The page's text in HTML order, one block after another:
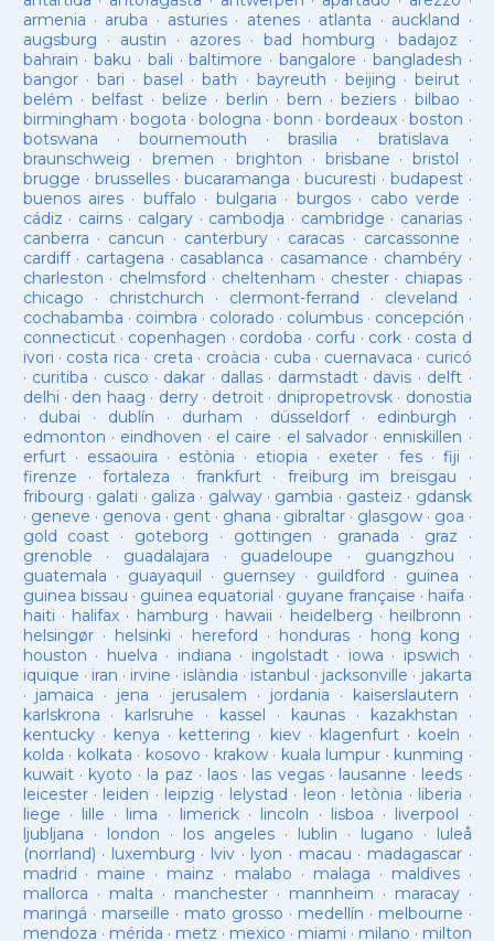
armenia · aruba · asturies· atenes· atlanta · auckland ·
augsburg · austin · azores·bad homburg ·badajoz ·
bahrain ·baku · bali ·baltimore ·bangalore · bangladesh ·
bangor· bari ·basel ·bath · bayreuth ·beijing ·beirut ·
belém · belfast· belize · berlin ·bern ·beziers ·bilbao ·
birmingham · bogota · bologna ·bonn ·bordeaux ·boston ·
botswana · bournemouth ·brasilia ·bratislava ·
braunschweig · bremen ·brighton · brisbane · bristol ·
brugge · brusselles· bucaramanga · bucuresti · budapest·
buenos aires· buffalo · bulgaria · burgos· cabo verde ·
cádiz · cairns· calgary · cambodja · cambridge · canarias·
canberra · cancun · canterbury · caracas · carcassonne ·
cardiff· cartagena · casablanca · casamance · chambéry·
charleston · chelmsford · cheltenham · chester· chiapas ·
chicago · christchurch · clermont-ferrand · cleveland ·
cochabamba · coimbra · colorado · columbus· concepción ·
connecticut· copenhagen · cordoba · corfu · cork · costa d
ivori · costa rica · creta · croàcia · cuba · cuernavaca · curicó
· curitiba · cusco · dakar · dallas · darmstadt· davis · delft ·
delhi · den haag · derry· detroit· dnipropetrovsk· donostia
· dubai · dublín · durham · düsseldorf· edinburgh ·
edmonton · eindhoven · el caire · el salvador · enniskillen ·
erfurt· essaouira · estònia · etiopia · exeter· fes· fiji ·
firenze ·fortaleza · frankfurt· freiburg im breisgau ·
fribourg · galati · galiza · galway· gambia · gasteiz · gdansk
· geneve · genova · gent· ghana · gibraltar· glasgow· goa ·
gold coast · goteborg · gottingen · granada · graz ·
grenoble · guadalajara · guadeloupe · guangzhou ·
guatemala · guayaquil · guernsey· guildford · guinea ·
guinea bissau · guinea equatorial · guyane française · haifa ·
haiti · halifax · hamburg · hawaii · heidelberg · heilbronn ·
helsingør· helsinki · hereford · honduras· hong kong ·
houston · huelva · indiana · ingolstadt· iowa · ipswich ·
iquique · iran · irvine · islàndia · istanbul · jacksonville · jakarta
· jamaica · jena · jerusalem · jordania · kaiserslautern ·
karlskrona · karlsruhe · kassel · kaunas· kazakhstan ·
kentucky· kenya · kettering · kiev· klagenfurt · koeln ·
kolda · kolkata · kosovo · krakow· kuala lumpur · kunming ·
kuwait· kyoto · la paz · laos· las vegas· lausanne · leeds ·
leicester· leiden · leipzig · lelystad · leon · letònia · liberia ·
liege · lille · lima · limerick· lincoln · lisboa · liverpool ·
ljubljana · london · los angeles· lublin · lugano · luleå
(norrland) · luxemburg · lviv · lyon · macau · madagascar·
madrid · maine · mainz · malabo · malaga · maldives·
mallorca · malta · manchester· mannheim · maracay·
maringá · marseille · mato grosso · medellín · melbourne ·
mendoza · mérida · metz · mexico · miami · milano · milton